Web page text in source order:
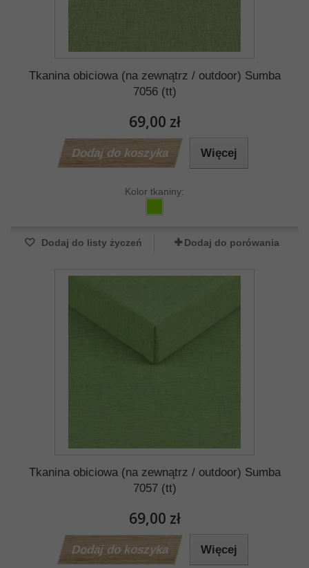
Tkanina obiciowa (na zewnątrz / outdoor) Sumba
7056 (tt)
69,00 zł
Dodaj do koszyka Więcej
Kolor tkaniny:
Dodaj do listy życzeń Dodaj do porówania
Tkanina obiciowa (na zewnątrz / outdoor) Sumba
7057 (tt)
69,00 zł
Dodaj do koszyka Więcej